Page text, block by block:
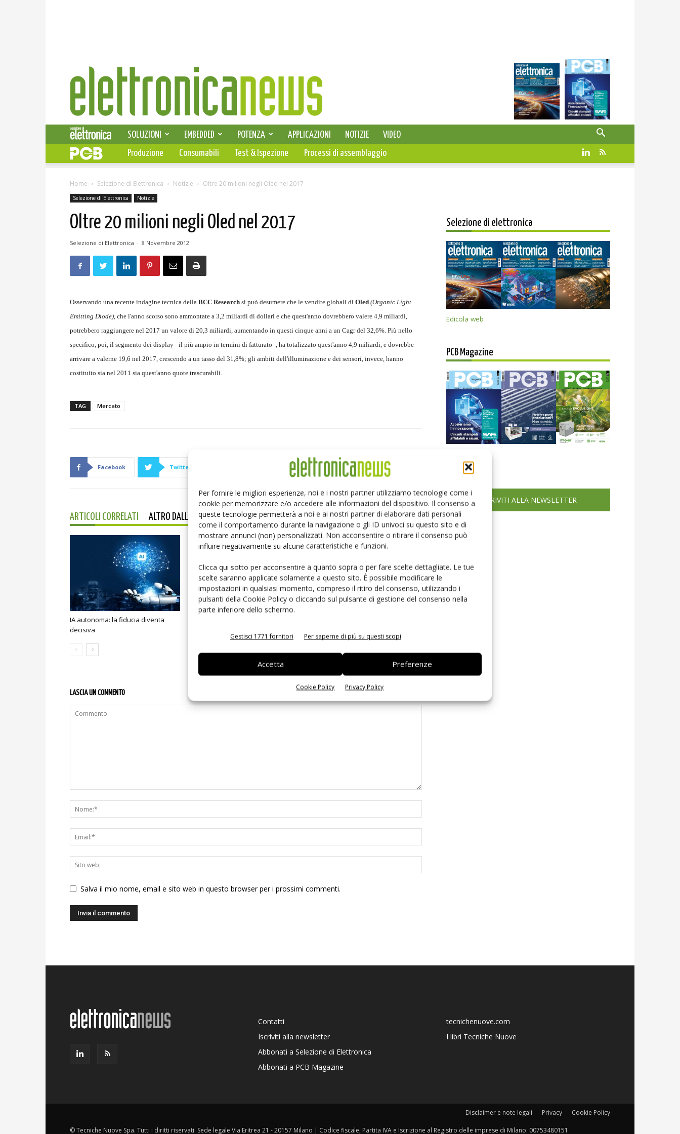
Per fornire le migliori esperienze, noi e i nostri partner utilizziamo tecnologie come i
cookie per memorizzare e/o accedere alle informazioni del dispositivo. Il consenso a
queste tecnologie permetterà a noi e ai nostri partner di elaborare dati personali
come il comportamento durante la navigazione o gli ID univoci su questo sito e di
mostrare annunci (non) personalizzati. Non acconsentire o ritirare il consenso può
influire negativamente su alcune caratteristiche e funzioni.
Clicca qui sotto per acconsentire a quanto sopra o per fare scelte dettagliate. Le tue
scelte saranno applicate solamente a questo sito. È possibile modificare le
impostazioni in qualsiasi momento, compreso il ritiro del consenso, utilizzando i
pulsanti della Cookie Policy o cliccando sul pulsante di gestione del consenso nella
parte inferiore dello schermo.
Gestisci 1771 fornitori Per saperne di più su questi scopi
Accetta Preferenze
Cookie Policy Privacy Policy
Elettronica
News
SELEZIONE DI ELETTRONICA
SOLUZIONI EMBEDDED POTENZA APPLICAZIONI NOTIZIE
VIDEO
PCB
Produzione Consumabili Test & Ispezione Processi di assemblaggio
Home Selezione di Elettronica Notizie Oltre 20 milioni negli Oled nel 2017
Selezione di Elettronica Notizie
Oltre 20 milioni negli Oled nel 2017
Selezione di Elettronica - 8 Novembre 2012
Osservando una recente indagine tecnica della BCC Research si può desumere che le vendite globali di Oled (Organic Light
Emitting Diode), che l'anno scorso sono ammontate a 3,2 miliardi di dollari e che quest'anno dovrebbero valere 4,9 miliardi,
potrebbero raggiungere nel 2017 un valore di 20,3 miliardi, aumentando in questi cinque anni a un Cagr del 32,6%. Più nello
specifico, poi, il segmento dei display - il più ampio in termini di fatturato -, ha totalizzato quest'anno 4,9 miliardi, e dovrebbe
arrivare a valerne 19,6 nel 2017, crescendo a un tasso del 31,8%; gli ambiti dell'illuminazione e dei sensori, invece, hanno
costituito sia nel 2011 sia quest'anno quote trascurabili.
TAG Mercato
Facebook Twitter Pinterest Email
ARTICOLI CORRELATI ALTRO DALL'AUTORE
IA autonoma: la fiducia diventa
decisiva
LASCIA UN COMMENTO
Salva il mio nome, email e sito web in questo browser per i prossimi commenti.
Selezione di elettronica
Edicola web
PCB Magazine
ISCRIVITI ALLA NEWSLETTER
Contatti
Iscriviti alla newsletter
Abbonati a Selezione di Elettronica
Abbonati a PCB Magazine
tecnichenuove.com
I libri Tecniche Nuove
Disclaimer e note legali Privacy Cookie Policy
© Tecniche Nuove Spa. Tutti i diritti riservati. Sede legale Via Eritrea 21 - 20157 Milano | Codice fiscale, Partita IVA e Iscrizione al Registro delle imprese di Milano: 00753480151